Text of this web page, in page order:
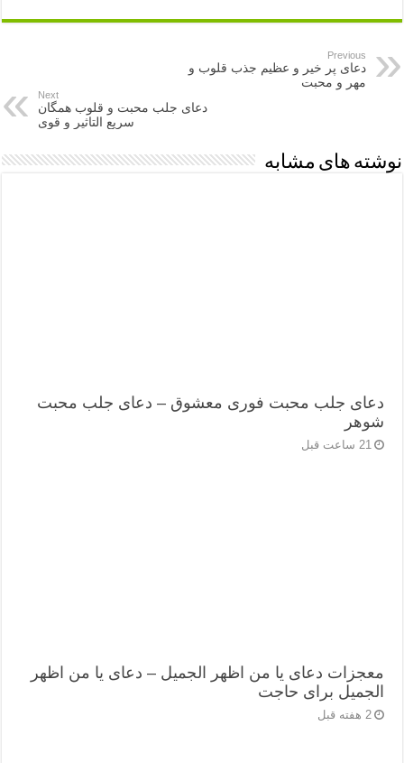
Previous
دعای پر خیر و عظیم جذب قلوب و
مهر و محبت
Next
دعای جلب محبت و قلوب همگان
سریع التاثیر و قوی
نوشته های مشابه
دعای جلب محبت فوری معشوق – دعای جلب محبت
شوهر
21 ساعت قبل
معجزات دعای یا من اظهر الجمیل – دعای یا من اظهر
الجمیل برای حاجت
2 هفته قبل